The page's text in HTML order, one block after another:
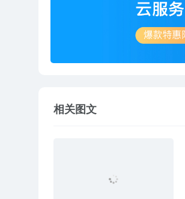
相关图文